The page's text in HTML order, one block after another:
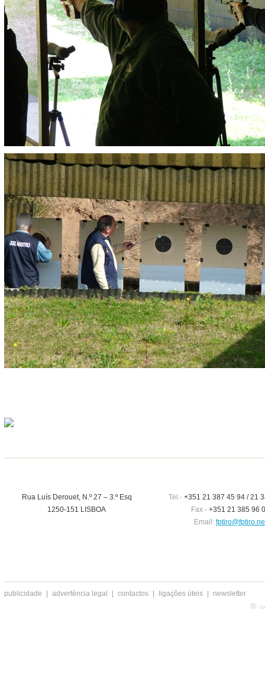
Rua Luís Derouet, N.º 27 – 3.º Esq
1250-151 LISBOA
Tel.-+351 21 387 45 94 / 21
Fax - +351 21 385 96
Email:
publicidade advertência legal contactos ligações úteis newsletter
®